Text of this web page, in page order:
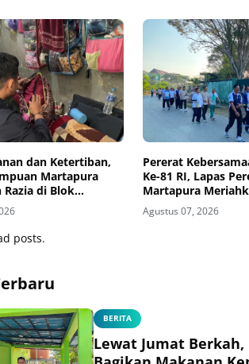
dan Ketertiban,
Martapura
di Blok
Pererat
Ke-81 RI, Lapas
Martapura
Bersama Kakanwil
Agustus 07, 2026
posts.
BERITA
Lewat Jumat